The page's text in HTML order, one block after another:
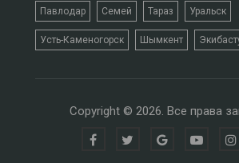
Павлодар Семей Тараз Уральск
Усть-Каменогорск Шымкент
Copyright © 2026. Все права